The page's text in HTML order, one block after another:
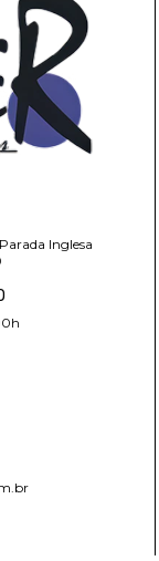
Inglesa